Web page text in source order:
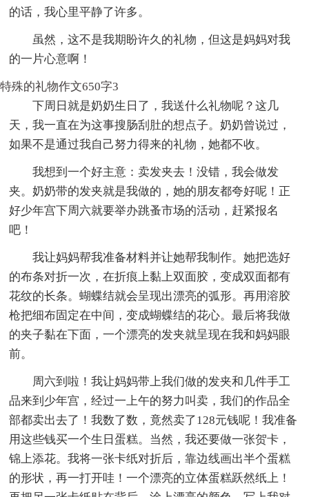
的话，我心里平静了许多。
虽然，这不是我期盼许久的礼物，但这是妈妈对我
的一片心意啊！
特殊的礼物作文650字3
下周日就是奶奶生日了，我送什么礼物呢？这几
天，我一直在为这事搜肠刮肚的想点子。奶奶曾说过，
如果不是通过我自己努力得来的礼物，她都不收。
我想到一个好主意：卖发夹去！没错，我会做发
夹。奶奶带的发夹就是我做的，她的朋友都夸好呢！正
好少年宫下周六就要举办跳蚤市场的活动，赶紧报名
吧！
我让妈妈帮我准备材料并让她帮我制作。她把选好
的布条对折一次，在折痕上黏上双面胶，变成双面都有
花纹的长条。蝴蝶结就会呈现出漂亮的弧形。再用溶胶
枪把细布固定在中间，变成蝴蝶结的花心。最后将我做
的夹子黏在下面，一个漂亮的发夹就呈现在我和妈妈眼
前。
周六到啦！我让妈妈带上我们做的发夹和几件手工
品来到少年宫，经过一上午的努力叫卖，我们的作品全
部都卖出去了！我数了数，竟然卖了128元钱呢！我准备
用这些钱买一个生日蛋糕。当然，我还要做一张贺卡，
锦上添花。我将一张卡纸对折后，靠边线画出半个蛋糕
的形状，再一打开哇！一个漂亮的立体蛋糕跃然纸上！